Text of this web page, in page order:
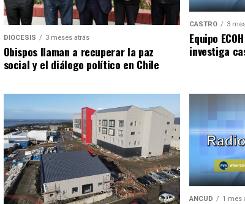
DIÓCESIS 3 meses atrás
Obispos llaman a recuperar la paz
social y el diálogo político en Chile
CASTRO 3
Equipo
investiga
ANCUD 1 mes